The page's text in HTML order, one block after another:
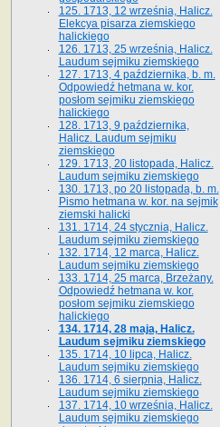
125. 1713, 12 września, Halicz.
Elekcya pisarza ziemskiego
halickiego
126. 1713, 25 września, Halicz.
Laudum sejmiku ziemskiego
127. 1713, 4 października, b. m.
Odpowiedź hetmana w. kor.
posłom sejmiku ziemskiego
halickiego
128. 1713, 9 października,
Halicz. Laudum sejmiku
ziemskiego
129. 1713, 20 listopada, Halicz.
Laudum sejmiku ziemskiego
130. 1713, po 20 listopada, b. m.
Pismo hetmana w. kor. na sejmik
ziemski halicki
131. 1714, 24 stycznia, Halicz.
Laudum sejmiku ziemskiego
132. 1714, 12 marca, Halicz.
Laudum sejmiku ziemskiego
133. 1714, 25 marca, Brzeżany.
Odpowiedź hetmana w. kor.
posłom sejmiku ziemskiego
halickiego
134. 1714, 28 maja, Halicz.
Laudum sejmiku ziemskiego
135. 1714, 10 lipca, Halicz.
Laudum sejmiku ziemskiego
136. 1714, 6 sierpnia, Halicz.
Laudum sejmiku ziemskiego
137. 1714, 10 września, Halicz.
Laudum sejmiku ziemskiego